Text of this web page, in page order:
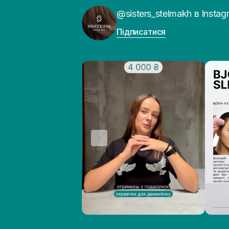
@sisters_stelmakh в
Підписатися